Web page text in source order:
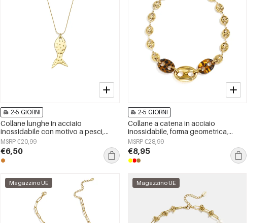
2-5 GIORNI
Collane lunghe in acciaio
inossidabile con motivo a pesci,
serie casual e semplice per tutti i
giorni, gioielli da donna
MSRP €20,99
€6,50
2-5 GIORNI
Collane a catena in acciaio
inossidabile, forma geometrica,
semplici, serie &quot;Daily
Simple&quot;, gioielli da donna
MSRP €28,99
€8,95
Magazzino UE Magazzino UE